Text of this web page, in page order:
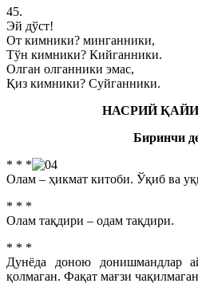
45.
Эй дўст!
От кимники? минганники,
Тўн кимники? Кийганники.
Олган олганники эмас,
Қиз кимники? Суйганники.
НАСРИЙ
Биринчи
* * *
Олам – ҳикмат китоби. Ўқиб ва
* * *
Олам тақдири – одам тақдири.
* * *
Дунёда доною донишмандлар
қолмаган. Фақат мағзи